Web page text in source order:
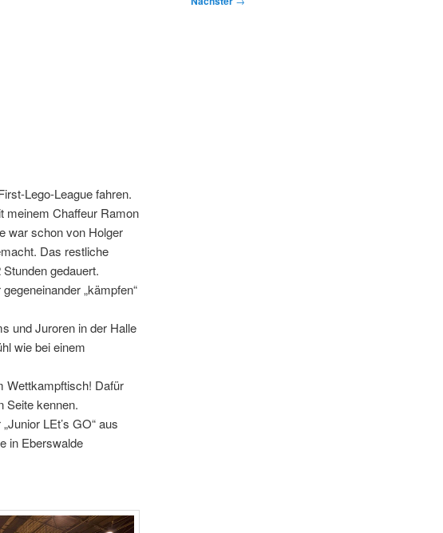
Lego-League fahren.
meinem Chaffeur Ramon
war schon von Holger
Das restliche
gedauert.
„kämpfen“
und Juroren in der Halle
wie bei einem
Wettkampftisch! Dafür
Seite kennen.
LEt’s GO“ aus
in Eberswalde